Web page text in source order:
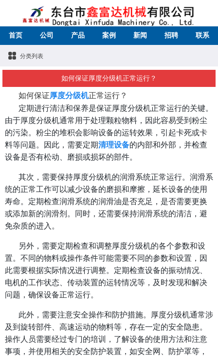
首页 公司 产品 案例 新闻 招聘 联系
分类列表
如何保证厚度分级机正常运行？
如何保证厚度分级机正常运行？
定期进行清洁和保养是保证厚度分级机正常运行的关键。
由于厚度分级机通常用于处理颗粒物料，因此容易受到粉尘
的污染。粉尘的堆积会影响设备的运转效果，引起卡死或卡
料等问题。因此，需要定期清理设备的内部和外部，并检查
设备是否有松动、磨损或损坏的部件。
其次，需要保持厚度分级机的润滑系统正常运行。润滑系
统的正常工作可以减少设备的磨损和摩擦，延长设备的使用
寿命。定期检查润滑系统的润滑油是否充足，是否需要更换
或添加新的润滑剂。同时，还需要保持润滑系统的清洁，避
免杂质的进入。
另外，需要定期检查和调整厚度分级机的各个参数和设
置。不同的物料或操作条件可能需要不同的参数和设置，因
此需要根据实际情况进行调整。定期检查设备的振动情况、
电机的工作状态、传动装置的运转情况等，及时发现和解决
问题，确保设备正常运行。
此外，需要注意安全操作和防护措施。厚度分级机通常涉
及到旋转部件、高速运动的物料等，存在一定的安全隐患。
操作人员需要经过专门的培训，了解设备的使用方法和注意
事项，并使用相关的安全防护装置，如安全网、防护罩等，